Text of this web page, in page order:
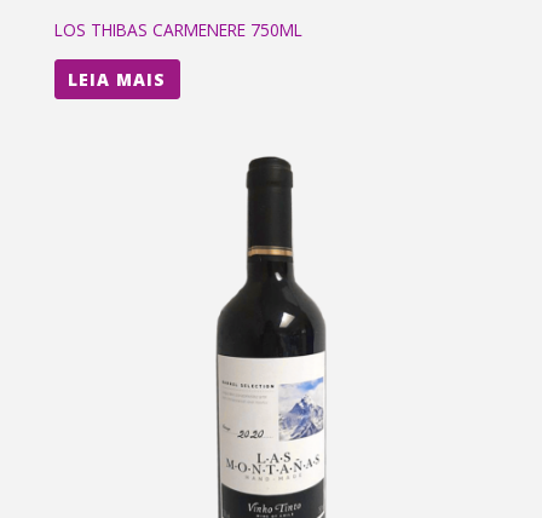
LOS THIBAS CARMENERE 750ML
LEIA MAIS